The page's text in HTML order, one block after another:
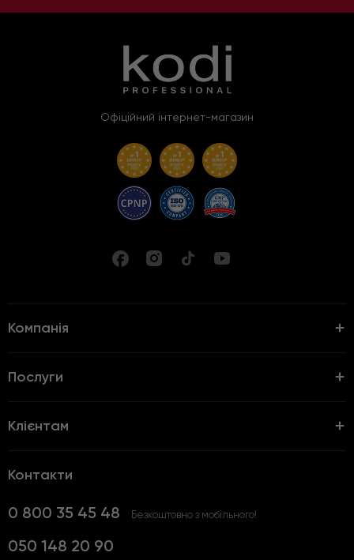
Офіційний інтернет-магазин
Компанія
Послуги
Клієнтам
Контакти
0 800 35 45 48 Безкоштовно з мобільного!
050 148 20 90